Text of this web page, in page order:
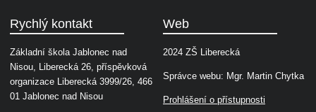
Rychlý kontakt
Základní škola Jablonec nad
Nisou, Liberecká 26, příspěvková
organizace Liberecká 3999/26, 466
01 Jablonec nad Nisou
Web
2024 ZŠ Liberecká
Správce webu: Mgr. Martin Chytka
Prohlášení o přístupnosti